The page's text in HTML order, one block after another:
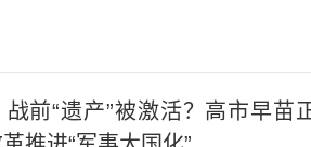
战前“遗产”被激活？高市早苗